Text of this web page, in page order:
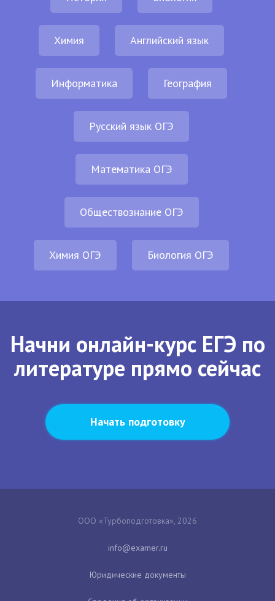
Химия Английский язык
Информатика География
Русский язык ОГЭ
Математика ОГЭ
Обществознание ОГЭ
Химия ОГЭ Биология ОГЭ
Начни онлайн-курс ЕГЭ по
литературе прямо сейчас
Начать подготовку
ООО «Турбоподготовка», 2026
Юридические документы